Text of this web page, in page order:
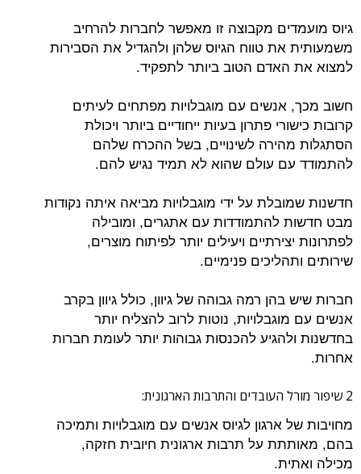
גיוס מועמדים מקבוצה זו מאפשר לחברות להרחיב
משמעותית את טווח הגיוס שלהן ולהגדיל את הסבירות
למצוא את האדם הטוב ביותר לתפקיד.
חשוב מכך, אנשים עם מוגבלויות מפתחים לעיתים
קרובות כישורי פתרון בעיות ייחודיים ביותר ויכולת
הסתגלות מהירה לשינויים, בשל ההכרח שלהם
להתמודד עם עולם שהוא לא תמיד נגיש להם.
חדשנות שמובלת על ידי מוגבלויות מביאה איתה נקודות
מבט חדשות להתמודדות עם אתגרים, ומובילה
לפתרונות יצירתיים ויעילים יותר לפיתוח מוצרים,
שירותים ותהליכים פנימיים.
חברות שיש בהן רמה גבוהה של גיוון, כולל גיוון בקרב
אנשים עם מוגבלויות, נוטות לרוב להצליח יותר
בחדשנות ולהגיע להכנסות גבוהות יותר לעומת חברות
אחרות.
2 שיפור מורל העובדים והתרבות הארגונית:
מחויבות של ארגון לגיוס אנשים עם מוגבלויות ותמיכה
בהם, מאותתת על תרבות ארגונית חיובית חזקה,
מכילה ואתית.